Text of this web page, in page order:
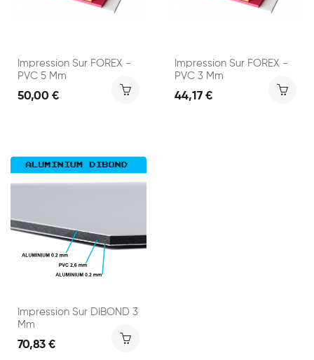
Impression Sur FOREX -
PVC 5 Mm
50,00 €
Impression Sur FOREX -
PVC 3 Mm
44,17 €
Impression Sur DIBOND 3
Mm
70,83 €